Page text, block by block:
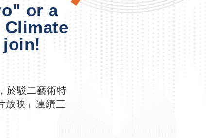
or a
於駁二藝術特
放映」連續三